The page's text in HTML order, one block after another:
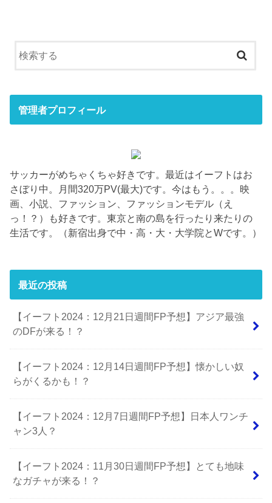
管理者プロフィール
サッカーがめちゃくちゃ好きです。最近はイーフトはお
さぼり中。月間320万PV(最大)です。今はもう。。。映
画、小説、ファッション、ファッションモデル（え
っ！？）も好きです。東京と南の島を行ったり来たりの
生活です。（新宿出身で中・高・大・大学院とWです。）
最近の投稿
【イーフト2024：12月21日週間FP予想】アジア最強
のDFが来る！？
【イーフト2024：12月14日週間FP予想】懐かしい奴
らがくるかも！？
【イーフト2024：12月7日週間FP予想】日本人ワンチ
ャン3人？
【イーフト2024：11月30日週間FP予想】とても地味
なガチャが来る！？